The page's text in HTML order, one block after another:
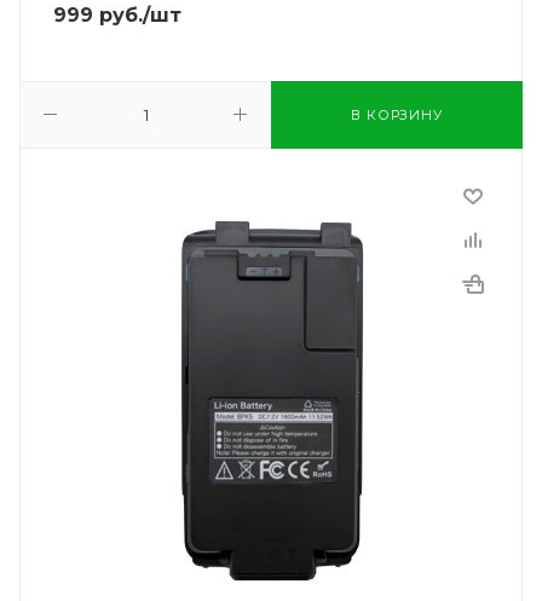
999 руб./шт
В КОРЗИНУ